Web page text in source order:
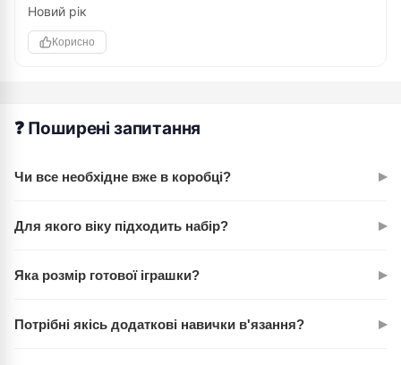
Новий рік
Корисно
❓ Поширені запитання
Чи все необхідне вже в коробці? ▸
проект, гачок додано, інструкція детальна. Залишилось
Для якого віку підходить набір? ▸
6-7 річних впоралися, особливо з допомогою дорослого. А
Яка розмір готової іграшки? ▸
висоту. Ідеальна іграшка для подарунка чи як прикраса
Потрібні якісь додаткові навички в'язання? ▸